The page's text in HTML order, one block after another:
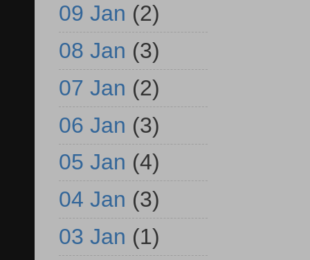
09 Jan (2)
08 Jan (3)
07 Jan (2)
06 Jan (3)
05 Jan (4)
04 Jan (3)
03 Jan (1)